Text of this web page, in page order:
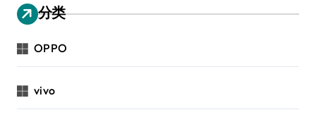
分类
OPPO
vivo